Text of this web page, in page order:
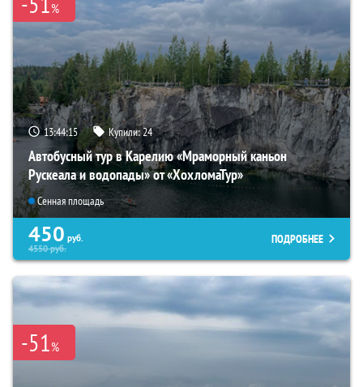
%
13:44:14 Купили:24
Автобусный тур в Карелию «Мраморный каньон
Рускеала и водопады» от «ХохломаТур»
Сенная площадь
450 руб.
4550руб.
ПОДРОБНЕЕ
-51%